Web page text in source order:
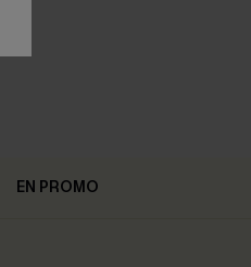
EN PROMO